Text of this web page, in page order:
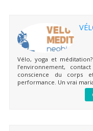
Vélo, yoga et
l’environnement,
conscience du corps
performance. Un vrai